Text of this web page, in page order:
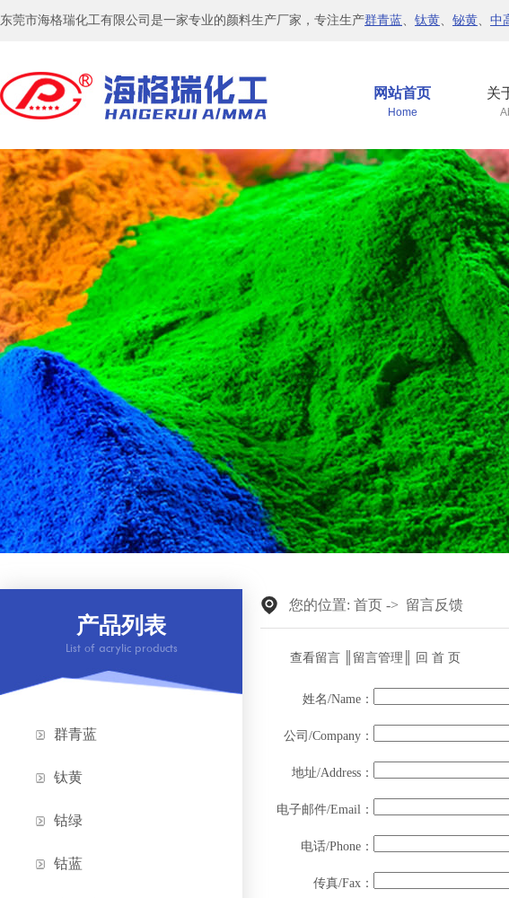
东莞市海格瑞化工有限公司是一家专业的颜料生产厂家，专注生产群青蓝、 钛黄、 铋黄、 中
网站首页
Home
关
产品列表
List of acrylic products
群青蓝
钛黄
钴绿
钴蓝
您的位置: 首页 -> 留言反馈
查看留言 留言管理 回 首 页
姓名/Name：
公司/Company：
地址/Address：
电子邮件/Email：
电话/Phone：
传真/Fax：